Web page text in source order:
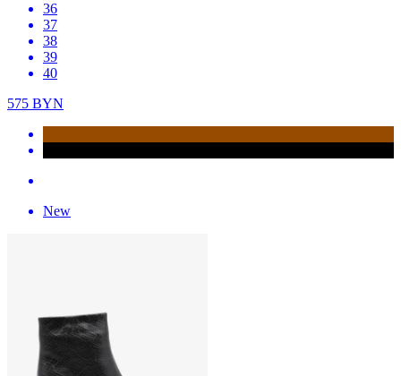
36
37
38
39
40
575 BYN
New